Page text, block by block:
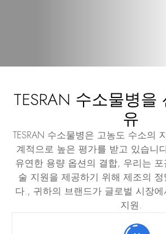
TESRAN 수소물병을
유
TESRAN 수소물병은 고농도 수소의
계적으로 높은 평가를 받고 있습니
유연한 용량 옵션의 결합, 우리는
술 지원을 제공하기 위해 제조의
다., 귀하의 브랜드가 글로벌 시장
지원.